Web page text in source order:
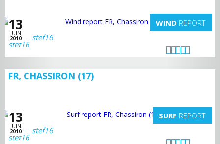
13
JUIN
2010
WIND REPORT
stef16
FR, CHASSIRON (17)
13
JUIN
2010
SURF REPORT
stef16